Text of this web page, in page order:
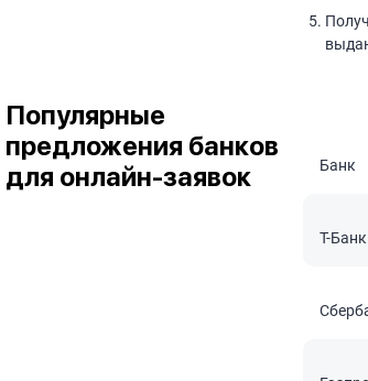
Популярные
предложения банков
для онлайн-заявок
Банк
T-Банк